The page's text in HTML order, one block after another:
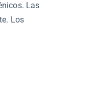
Las
Los